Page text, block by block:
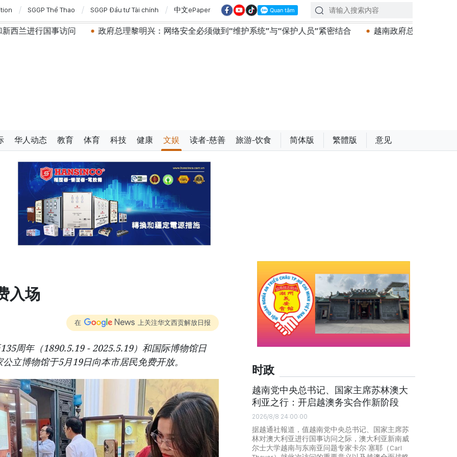
SGGP Thể Thao SGGP Đầu tư Tài chính 中文ePaper
政府总理黎明兴：网络安全必须做到“维护系统”与“保护人员”紧密结合 越南政府总理黎明兴会见马来西亚国防部长
华人动态 教育 体育 科技 健康 文娱 读者-慈善 旅游-饮食 简体版 繁體版 意见
入场
在 上关注华文西贡解放日报
周年（1890.5.19 - 2025.5.19）和国际博物馆日
立博物馆于5月19日向本市居民免费开放。
时政
越南党中央总书记、国家主席苏林澳大
利亚之行：开启越澳务实合作新阶段
2026/8/8 24:00:00
据越通社報道，值越南党中央总书记、国家主席苏
林对澳大利亚进行国事访问之际，澳大利亚新南威
尔士大学越南与东南亚问题专家卡尔·塞耶（Carl